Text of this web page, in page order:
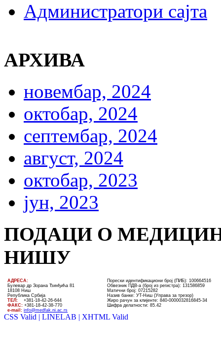
Администратори сајта
АРХИВА
новембар, 2024
октобар, 2024
септембар, 2024
август, 2024
октобар, 2023
јун, 2023
ПОДАЦИ О
НИШУ
AДРЕСА:
Булевар др Зорана Ђинђића 81
18108 Ниш
Република Србија
ТЕЛ: +381-18-42-26-644
ФАКС: +381-18-42-38-770
e-mail: info@medfak.ni.ac.rs
Порески идентификациони број (ПИБ): 100664516
Обвезник ПДВ-а (број из регистра): 131586859
Матични број: 07215282
Назив банке: УT-Ниш (Управа за трезор)
Жиро рачун за клијенте:840-0000032816845-34
Шифра делатности: 85.42
CSS Valid | LINELAB | XHTML Valid